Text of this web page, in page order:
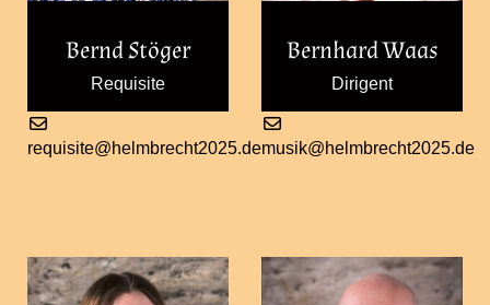
Bernd Stöger
Requisite
requisite@helmbrecht2025.de
Bernhard Waas
Dirigent
musik@helmbrecht2025.de